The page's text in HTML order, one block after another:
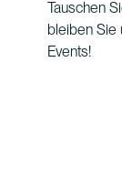
Tauschen
bleiben Sie
Events!